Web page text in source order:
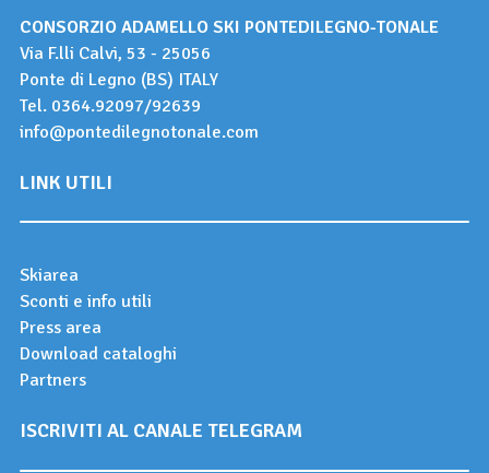
CONSORZIO ADAMELLO SKI PONTEDILEGNO-TONALE
Via F.lli Calvi, 53 - 25056
Ponte di Legno (BS) ITALY
Tel. 0364.92097/92639
info@pontedilegnotonale.com
LINK UTILI
Skiarea
Sconti e info utili
Press area
Download cataloghi
Partners
ISCRIVITI AL CANALE TELEGRAM